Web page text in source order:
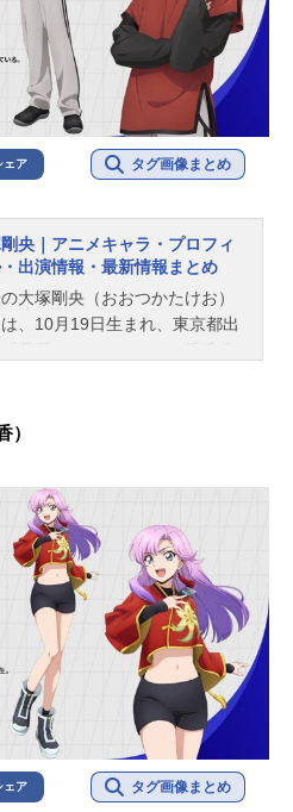
ェア タグ画像まとめ
央｜アニメキャラ・プロフィ
出演情報・最新情報まとめ
大塚剛央（おおつかたけお）
、10月19日生まれ、東京都出
ています。こちらでは、大塚
）
ェア タグ画像まとめ